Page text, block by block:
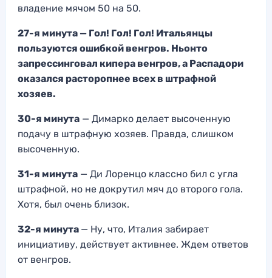
владение мячом 50 на 50.
27-я минута — Гол! Гол! Гол! Итальянцы
пользуются ошибкой венгров. Ньонто
запрессинговал кипера венгров, а Распадори
оказался расторопнее всех в штрафной
хозяев.
30-я минута — Димарко делает высоченную
подачу в штрафную хозяев. Правда, слишком
высоченную.
31-я минута — Ди Лоренцо классно бил с угла
штрафной, но не докрутил мяч до второго гола.
Хотя, был очень близок.
32-я минута — Ну, что, Италия забирает
инициативу, действует активнее. Ждем ответов
от венгров.